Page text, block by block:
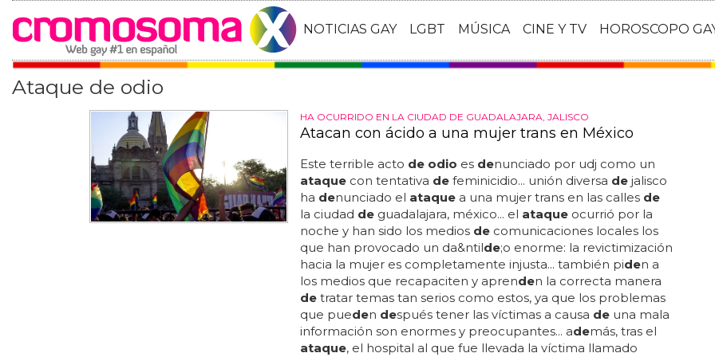
NOTICIAS GAY LGBT MÚSICA CINE Y TV HOROSCOPO
Ataque de odio
HA OCURRIDO EN LA CIUDAD DE GUADALAJARA, JALISCO
Atacan con ácido a una mujer trans en México
Este terrible acto de odio es denunciado por udj como un
ataquecon tentativa defeminicidio... unión diversa dejalisco
ha denunciado el ataquea una mujer trans en las calles de
la ciudad deguadalajara, méxico... el ataqueocurrió por la
noche y han sido los medios decomunicaciones locales los
que han provocado un da&ntilde;o enorme: la revictimización
hacia la mujer es completamente injusta... también piden a
los medios que recapaciten y aprenden la correcta manera
detratar temas tan serios como estos, ya que los problemas
que pueden después tener las víctimas a causa deuna mala
información son enormes y preocupantes... además, tras el
ataque, el hospital al que fue llevada la víctima llamado